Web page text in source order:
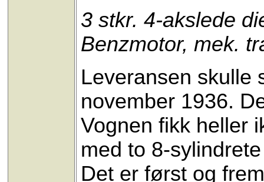
3 stkr. 4-akslede
Benzmotor, mek.
Leveransen skulle
november 1936.
Vognen fikk heller
med to 8-
Det er først og